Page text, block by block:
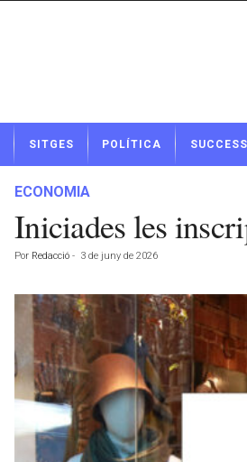
t
SITGES POLÍTICA
ECONOMIA
Iniciades les
Por Redacció - 3 de juny de 2026